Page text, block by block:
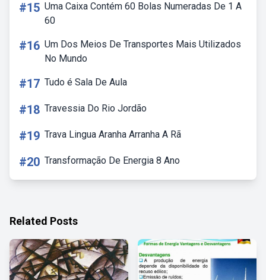
#15 Uma Caixa Contém 60 Bolas Numeradas De 1 A
60
#16 Um Dos Meios De Transportes Mais Utilizados
No Mundo
#17 Tudo é Sala De Aula
#18 Travessia Do Rio Jordão
#19 Trava Lingua Aranha Arranha A Rã
#20 Transformação De Energia 8 Ano
Related Posts